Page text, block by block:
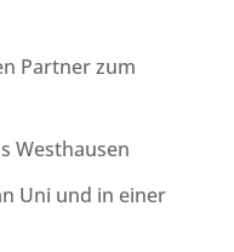
Partner zum
Westhausen
Uni und in einer